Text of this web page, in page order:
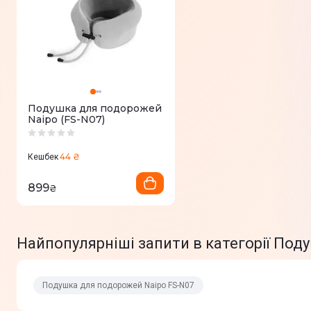
Синхронізація зі смартфоном
Фізичні характеристики
Матеріал
Юридична інформація
Подушка для подорожей
Naipo (FS-N07)
Кешбек44 ₴
899₴
Найпопулярніші запити в категорії
Подушка для подорожей Naipo FS-N07